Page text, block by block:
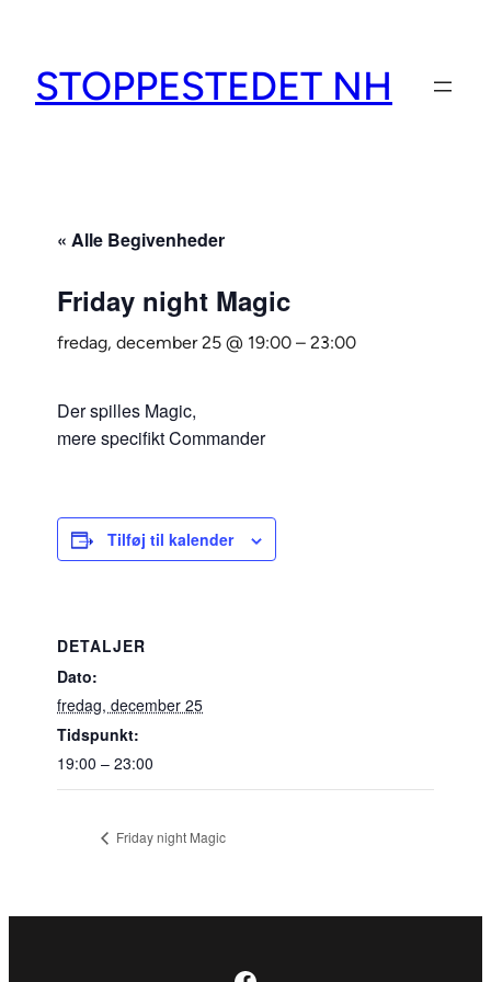
STOPPESTEDET NH
« Alle Begivenheder
Friday night Magic
fredag, december 25 @ 19:00 – 23:00
Der spilles Magic,
mere specifikt Commander
Tilføj til kalender
DETALJER
Dato:
fredag, december 25
Tidspunkt:
19:00 – 23:00
Friday night Magic